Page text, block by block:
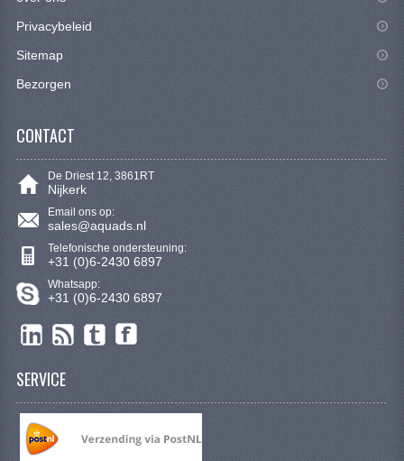
ACCESSOIRES
BODY KAPPEN EN FRAME
GEREEDSCHAP
KABELS
Privacybeleid
Sitemap
Bezorgen
CONTACT
De Driest 12, 3861RT
Nijkerk
Email ons op:
sales@aquads.nl
Telefonische ondersteuning:
+31 (0)6-2430 6897
Whatsapp:
+31 (0)6-2430 6897
SERVICE